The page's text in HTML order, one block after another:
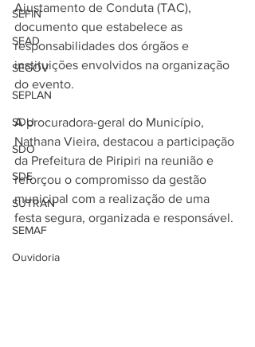
SEFIN
SEAD
SEGOV
SEPLAN
SDU
SDO
SDE
SUTRAN
SEMAF
Ouvidoria
Ajustamento de Conduta (TAC),
documento que estabelece as
responsabilidades dos órgãos e
instituições envolvidos na organização
do evento.
A procuradora-geral do Município,
Nathana Vieira, destacou a participação
da Prefeitura de Piripiri na reunião e
reforçou o compromisso da gestão
municipal com a realização de uma
festa segura, organizada e responsável.